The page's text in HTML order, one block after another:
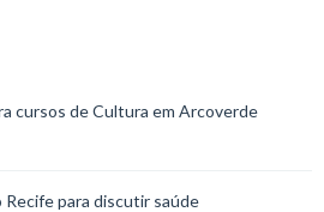
cursos de Cultura em Arcoverde
Recife para discutir saúde